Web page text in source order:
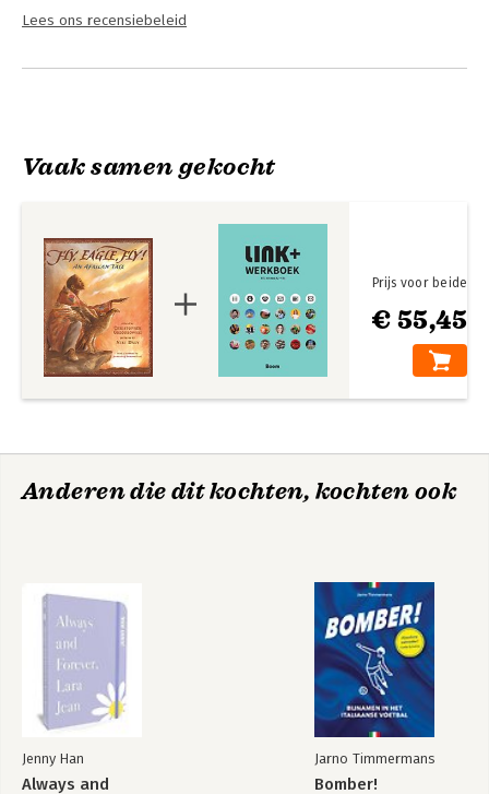
Lees ons recensiebeleid
Vaak samen gekocht
€ 55,45
Prijs voor beide
Anderen die dit kochten, kochten ook
Jenny Han
Always and
Jarno Timmermans
Bomber!